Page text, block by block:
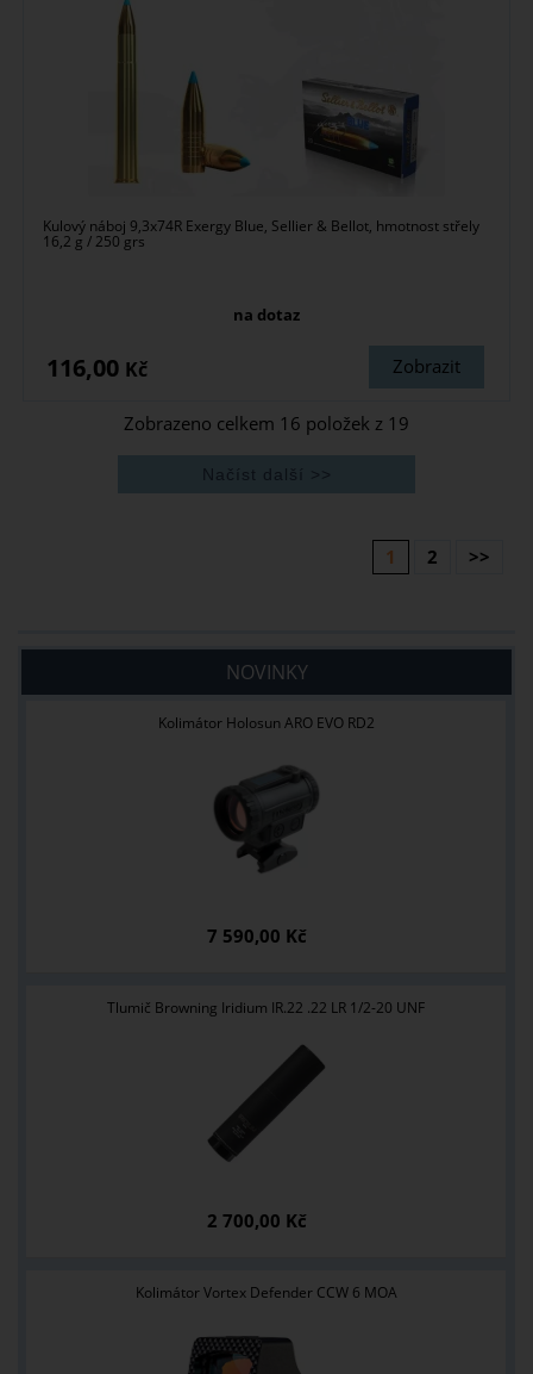
Kulový náboj 9,3x74R Exergy Blue, Sellier & Bellot, hmotnost střely
16,2 g / 250 grs
na dotaz
Zobrazit
116,00 Kč
Zobrazeno celkem 16 položek z 19
1 2 >>
NOVINKY
Kolimátor Holosun ARO EVO RD2
7 590,00 Kč
Tlumič Browning Iridium IR.22 .22 LR 1/2-20 UNF
2 700,00 Kč
Kolimátor Vortex Defender CCW 6 MOA